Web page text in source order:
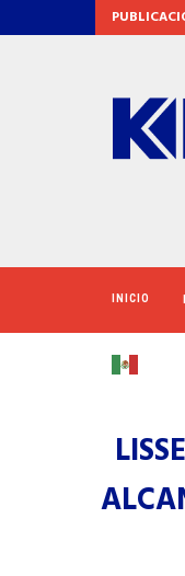
DE OZEMPIC
INICIO